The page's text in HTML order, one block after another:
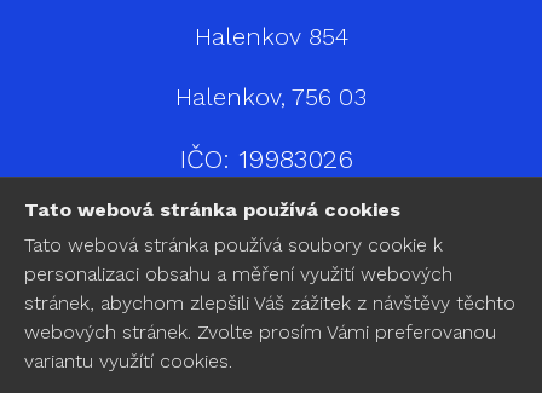
Halenkov 854
Halenkov, 756 03
IČO: 19983026
Tel.: +420 778 802 872
E-mail:
info@cyklotommy.cz
servis@cyklotommy.cz
Tato webová stránka používá cookies
Tato webová stránka používá soubory cookie k
personalizaci obsahu a měření využití webových
stránek, abychom zlepšili Váš zážitek z návštěvy těchto
webových stránek. Zvolte prosím Vámi preferovanou
variantu využítí cookies.